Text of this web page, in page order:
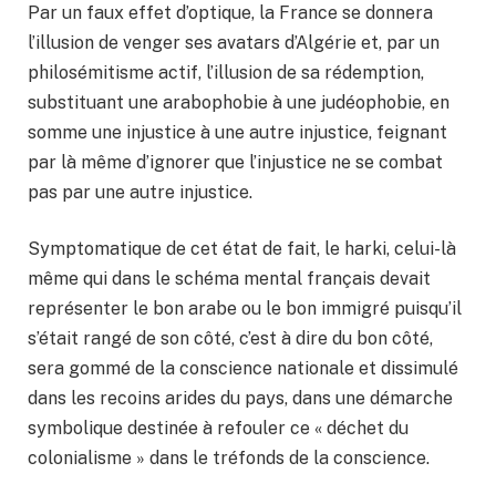
Par un faux effet d’optique, la France se donnera
l’illusion de venger ses avatars d’Algérie et, par un
philosémitisme actif, l’illusion de sa rédemption,
substituant une arabophobie à une judéophobie, en
somme une injustice à une autre injustice, feignant
par là même d’ignorer que l’injustice ne se combat
pas par une autre injustice.
Symptomatique de cet état de fait, le harki, celui-là
même qui dans le schéma mental français devait
représenter le bon arabe ou le bon immigré puisqu’il
s’était rangé de son côté, c’est à dire du bon côté,
sera gommé de la conscience nationale et dissimulé
dans les recoins arides du pays, dans une démarche
symbolique destinée à refouler ce « déchet du
colonialisme » dans le tréfonds de la conscience.